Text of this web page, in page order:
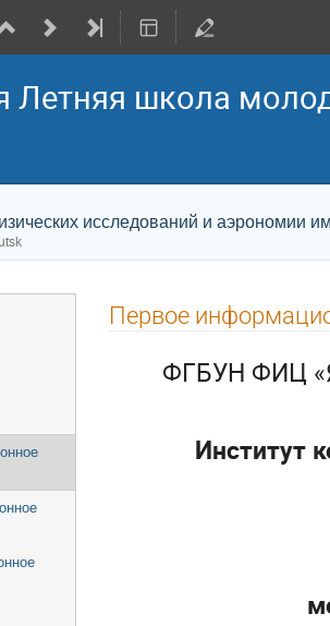
Летняя школа
исследований и
Первое
ФГБУН ФИЦ
Институт